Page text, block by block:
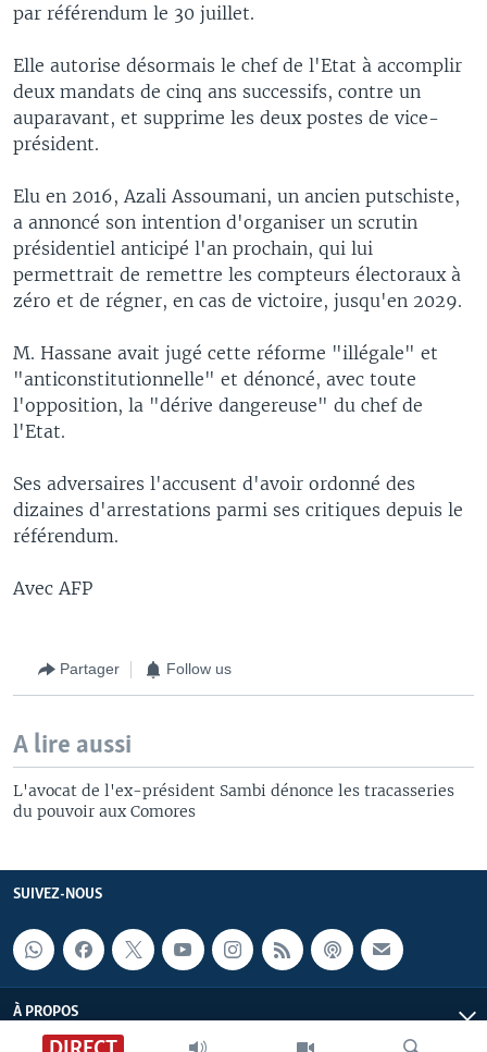
par référendum le 30 juillet.
Elle autorise désormais le chef de l'Etat à accomplir
deux mandats de cinq ans successifs, contre un
auparavant, et supprime les deux postes de vice-
président.
Elu en 2016, Azali Assoumani, un ancien putschiste,
a annoncé son intention d'organiser un scrutin
présidentiel anticipé l'an prochain, qui lui
permettrait de remettre les compteurs électoraux à
zéro et de régner, en cas de victoire, jusqu'en 2029.
M. Hassane avait jugé cette réforme "illégale" et
"anticonstitutionnelle" et dénoncé, avec toute
l'opposition, la "dérive dangereuse" du chef de
l'Etat.
Ses adversaires l'accusent d'avoir ordonné des
dizaines d'arrestations parmi ses critiques depuis le
référendum.
Avec AFP
Partager Follow us
A lire aussi
L'avocat de l'ex-président Sambi dénonce les tracasseries
du pouvoir aux Comores
SUIVEZ-NOUS
À PROPOS